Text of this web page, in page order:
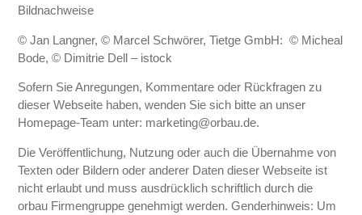
Bildnachweise
© Jan Langner, © Marcel Schwörer, Tietge GmbH: © Micheal
Bode, © Dimitrie Dell – istock
Sofern Sie Anregungen, Kommentare oder Rückfragen zu
dieser Webseite haben, wenden Sie sich bitte an unser
Homepage-Team unter: marketing@orbau.de.
Die Veröffentlichung, Nutzung oder auch die Übernahme von
Texten oder Bildern oder anderer Daten dieser Webseite ist
nicht erlaubt und muss ausdrücklich schriftlich durch die
orbau Firmengruppe genehmigt werden. Genderhinweis: Um